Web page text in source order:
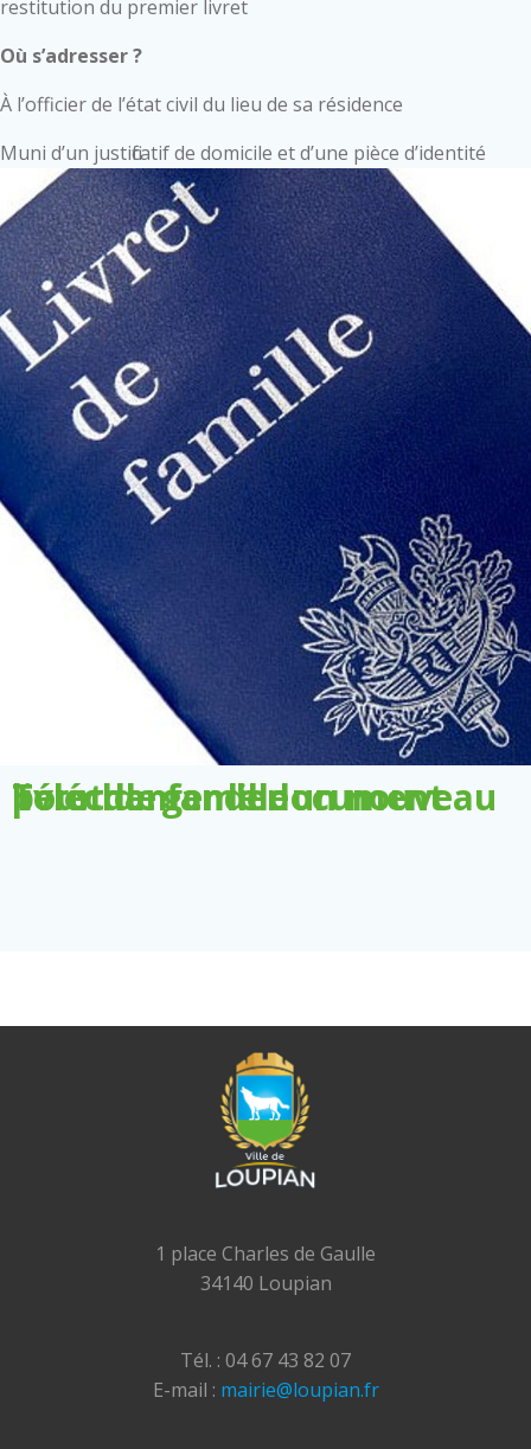
restitution du premier livret
Où s’adresser ?
À l’officier de l’état civil du lieu de sa résidence
Muni d’un justificatif de domicile et d’une pièce d’identité
Télécharger le document pour demander un nouveau livret de famille
1 place Charles de Gaulle
34140 Loupian
Tél. : 04 67 43 82 07
E-mail : mairie@loupian.fr